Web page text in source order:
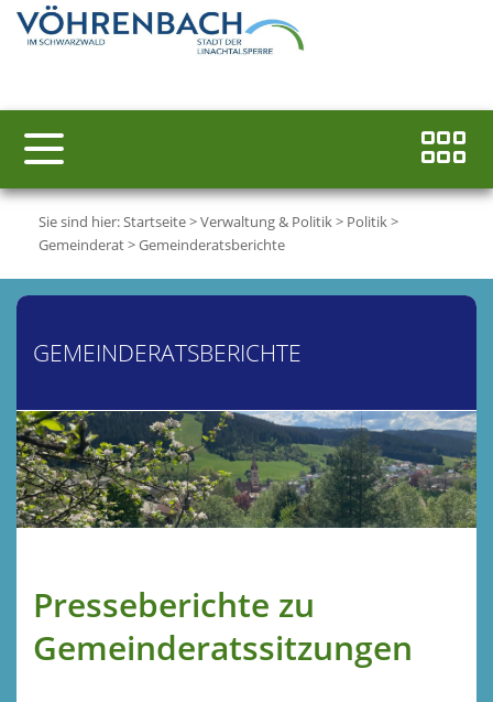
Sie sind hier:Startseite>Verwaltung & Politik> Politik>
Gemeinderat>Gemeinderatsberichte
GEMEINDERATSBERICHTE
Presseberichte zu
Gemeinderatssitzungen